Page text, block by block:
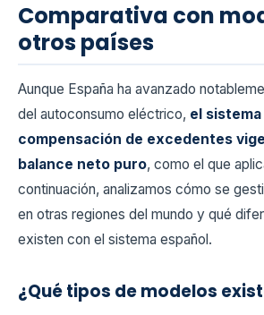
Comparativa con
otros países
Aunque España ha avanzado
del autoconsumo eléctrico, el sistema
compensación de excedentes
balance neto puro, como el que
continuación, analizamos cómo se
en otras regiones del mundo y qué
existen con el sistema español.
¿Qué tipos de modelos